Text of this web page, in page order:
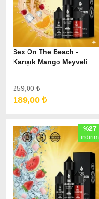
Sex On The Beach -
Karışık Mango Meyveli
259,00 ₺
189,00 ₺
%27
indirim